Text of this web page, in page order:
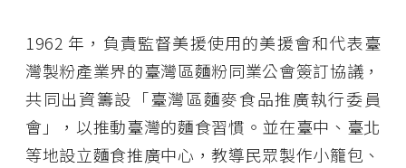
1962 年，負責監督美援使用的美援會和代表臺
灣製粉產業界的臺灣區麵粉同業公會簽訂協議，
共同出資籌設「臺灣區麵麥食品推廣執行委員
會」，以推動臺灣的麵食習慣。並在臺中、臺北
等地設立麵食推廣中心，教導民眾製作小籠包、